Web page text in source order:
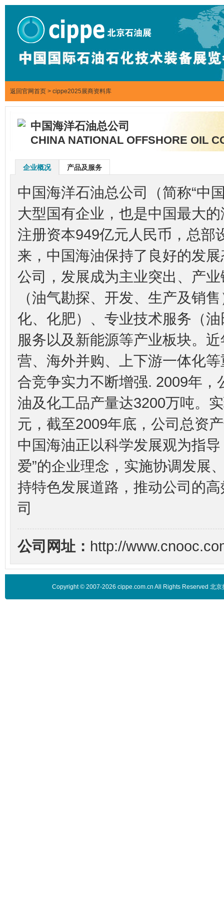
返回官网首页 > cippe2025展商资料库
中国海洋石油总公司
CHINA NATIONAL OFFSHORE OIL
企业概况 产品及服务
中国海洋石油总公司（简称“中
大型国有企业，也是中国最大
注册资本949亿元人民币，总部
来，中国海油保持了良好的发
公司，发展成为主业突出、产
（油气勘探、开发、生产及销
化、化肥）、专业技术服务（
服务以及新能源等产业板块。
营、海外并购、上下游一体化
合竞争实力不断增强. 2009年
油及化工品产量达3200万吨。
元，截至2009年底，公司总资
中国海油正以科学发展观为指
爱”的企业理念，实施协调发展
持特色发展道路，推动公司的
司
公司网址： http://
Copyright © 2007-2026 cippe.com.cn All Rights Reserved